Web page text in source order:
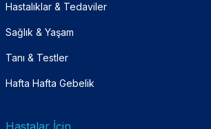
Hastalıklar & Tedaviler
Sağlık & Yaşam
Tanı & Testler
Hafta Hafta Gebelik